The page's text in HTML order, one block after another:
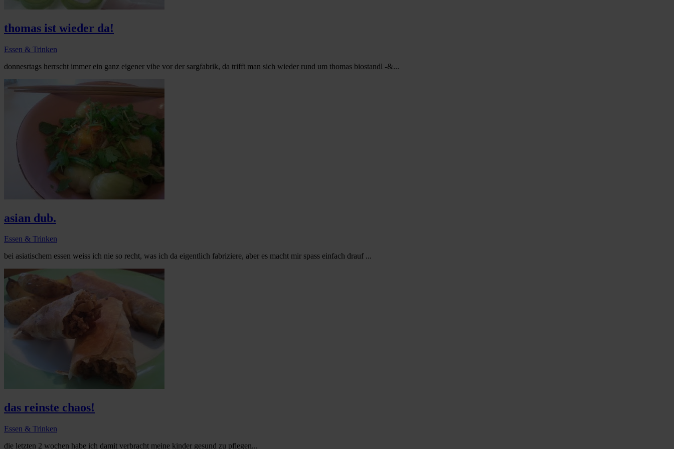
thomas ist wieder da!
Essen & Trinken
donnesrtags herrscht immer ein ganz eigener vibe vor der sargfabrik, da trifft man sich wieder rund um thomas biostandl -&...
asian dub.
Essen & Trinken
bei asiatischem essen weiss ich nie so recht, was ich da eigentlich fabriziere, aber es macht mir spass einfach drauf ...
das reinste chaos!
Essen & Trinken
die letzten 2 wochen habe ich damit verbracht meine kinder gesund zu pflegen...